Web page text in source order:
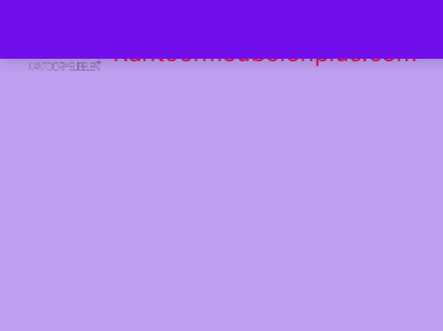
Kantoormeubelenplus.com